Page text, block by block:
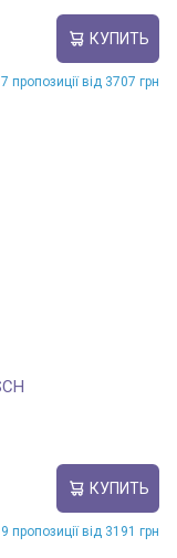
КУПИТЬ
пропозиції від 3707 грн
КУПИТЬ
пропозиції від 3191 грн